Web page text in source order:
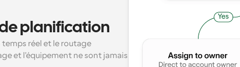
de planification
réel et le routage
et l'équipement ne sont jamais